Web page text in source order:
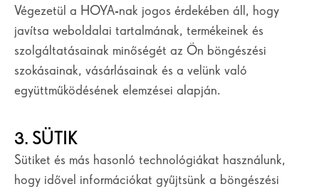
Végezetül a HOYA-nak jogos érdekében áll, hogy
javítsa weboldalai tartalmának, termékeinek és
szolgáltatásainak minőségét az Ön böngészési
szokásainak, vásárlásainak és a velünk való
együttműködésének elemzései alapján.
3. SÜTIK
Sütiket és más hasonló technológiákat használunk,
hogy idővel információkat gyűjtsünk a böngészési